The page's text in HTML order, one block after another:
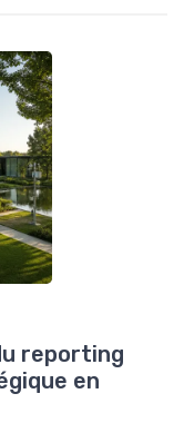
reporting
en